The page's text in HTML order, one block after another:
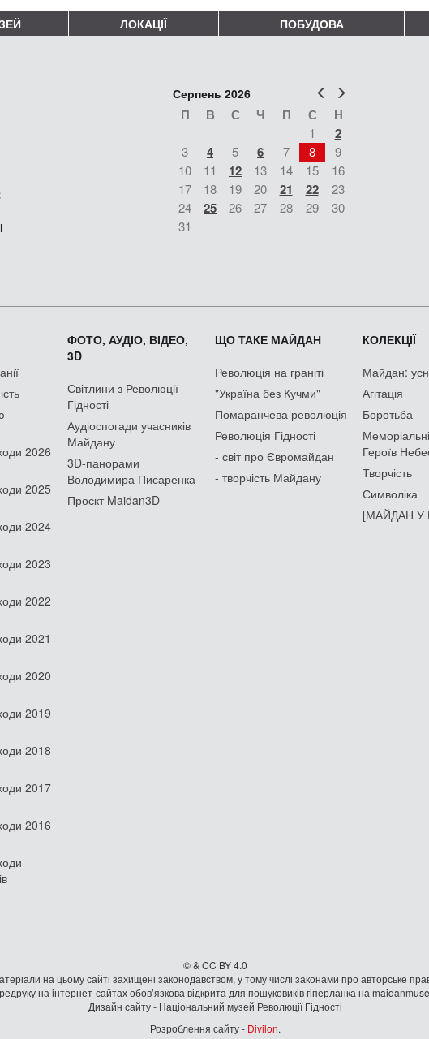
ЛОКАЦІЇ ПОБУДОВА
Попер
Серпень 2026
П В С Ч П С Н
1 2
3 4 5 6 7 8
9
10
11 12 13 14 15
16
17
18 19 20 21 22
23
24
25 26 27 28 29
30
31
2026
2025
2024
2023
2022
2021
2020
2019
2018
2017
2016
ФОТО, АУДІО, ВІДЕО,
3D
Світлини з Революції
Гідності
Аудіоспогади учасників
Майдану
3D-панорами
Володимира Писаренка
Проєкт Maidan3D
ЩО ТАКЕ МАЙДАН
Революція на граніті
"Україна без Кучми"
Помаранчева революція
Революція Гідності
- світ про Євромайдан
- творчість Майдану
КОЛЕКЦІЇ
Майдан:
Агітація
Боротьба
Героїв
Творчість
Символіка
[МАЙДАН У
© & CC BY 4.0
на цьому сайті захищені законодавством, у тому числі законами про авторське
на iнтернет-сайтах обов’язкова відкрита для пошуковиків гiперланка на
Дизайн сайту - Національний музей Революції Гідності
Розроблення сайту - Divilon.